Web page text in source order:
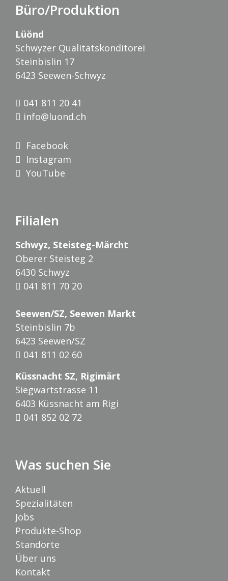
Büro/Produktion
Lüönd
Schwyzer Qualitätskonditorei
Steinbislin 17
6423 Seewen-Schwyz
041 811 20 41
info@luond.ch
Facebook
Instagram
YouTube
Filialen
Schwyz, Steisteg-Märcht
Oberer Steisteg 2
6430 Schwyz
041 811 70 20
Seewen/SZ, Seewen Markt
Steinbislin 7b
6423 Seewen/SZ
041 811 02 60
Küssnacht SZ, Rigimärt
Siegwartstrasse 11
6403 Küssnacht am Rigi
041 852 02 72
Was suchen Sie
Aktuell
Spezialitäten
Jobs
Produkte-Shop
Standorte
Über uns
Kontakt